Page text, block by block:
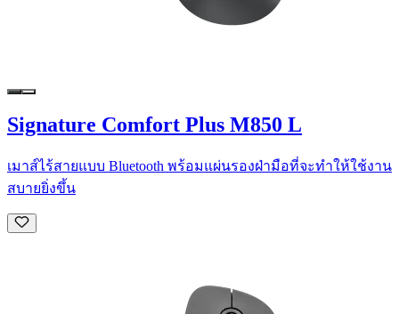
Signature Comfort Plus M850 L
เมาส์ไร้สายแบบ Bluetooth พร้อมแผ่นรองฝ่ามือที่จะทำให้ใช้งาน
สบายยิ่งขึ้น